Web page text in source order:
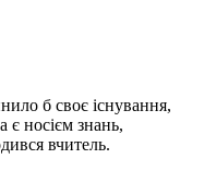
б своє існування,
є носієм знань,
вчитель.